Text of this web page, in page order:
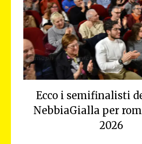
Ecco i semifinalisti
NebbiaGialla per
2026